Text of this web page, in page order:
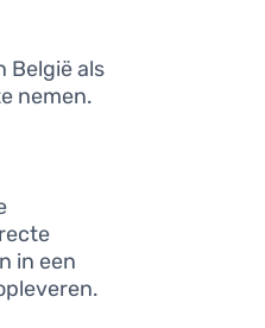
België als
nemen.
in een